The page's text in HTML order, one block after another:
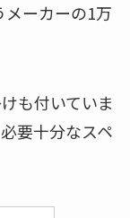
メーカーの1万
も付いていま
要十分なスペ